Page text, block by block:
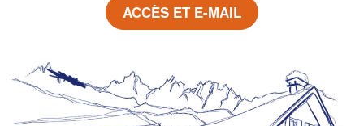
ACCÈS ET E-MAIL